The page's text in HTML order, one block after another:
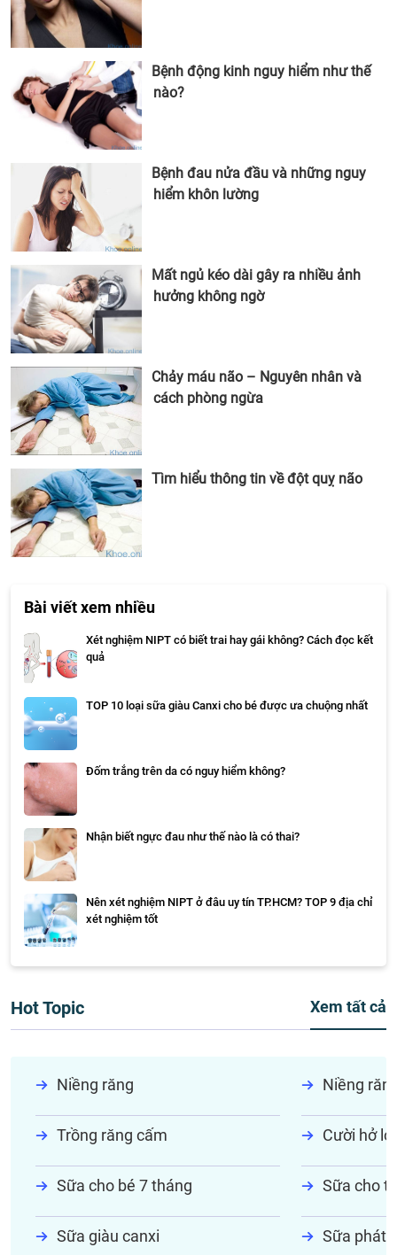
Bệnh động kinh nguy hiểm như thế
nào?
Bệnh đau nửa đầu và những nguy
hiểm khôn lường
Mất ngủ kéo dài gây ra nhiều ảnh
hưởng không ngờ
Chảy máu não – Nguyên nhân và
cách phòng ngừa
Tìm hiểu thông tin về đột quỵ não
Bài viết xem nhiều
Xét nghiệm NIPT có biết trai hay gái không? Cách đọc kết
quả
TOP 10 loại sữa giàu Canxi cho bé được ưa chuộng nhất
Đốm trắng trên da có nguy hiểm không?
Nhận biết ngực đau như thế nào là có thai?
Nên xét nghiệm NIPT ở đâu uy tín TP.HCM? TOP 9 địa chỉ
xét nghiệm tốt
Hot Topic Xem tất cả
Niềng răng Niềng
Trồng răng cấm Cười hở lợi
Sữa cho bé 7 tháng Sữa cho
Sữa giàu canxi Sữa phát